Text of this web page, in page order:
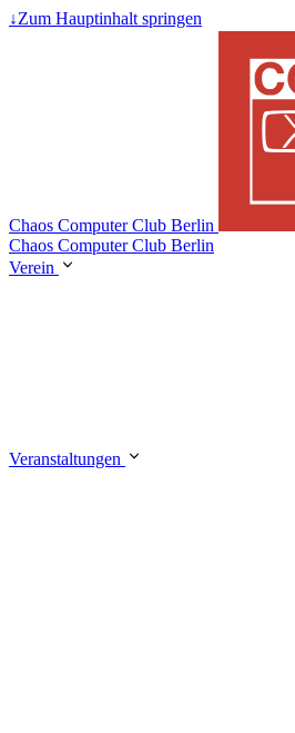
↓Zum Hauptinhalt springen
Chaos Computer Club Berlin
Chaos Computer Club Berlin
Verein
Veranstaltungen